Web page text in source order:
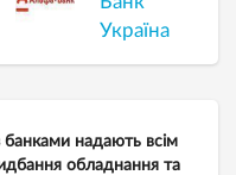
Україна
банками надають всім
обладнання та